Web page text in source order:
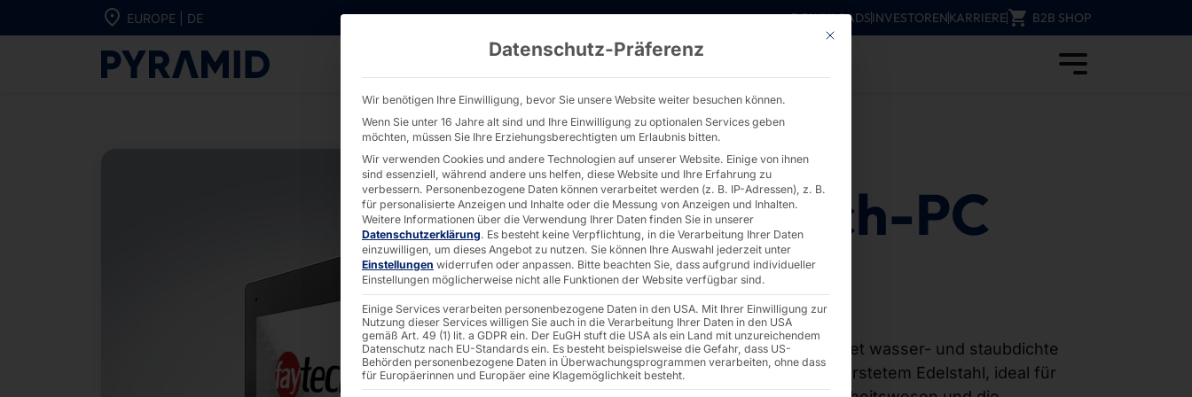
Direkt zum Inhalt wechseln
EUROPE | DE DOWNLOADSINVESTORENKARRIERE B2B SHOP
IP65 Touch-PC (X6211E) - PYRAMID
10.1", 15.6", 21.5"
IP65 Touch-PC
(X6211E)
Die faytech-Edelstahl-Serie bietet wasser- und staubdichte
Gehäuse (IP65/IP69K) aus gebürstetem Edelstahl, ideal für
Mit diesem Button wird der Dialog geschlossen. Seine Funktionalität
Datenschutz-Präferenz
Wir benötigen Ihre Einwilligung, bevor Sie unsere Website weiter besuchen können.
Wenn Sie unter 16 Jahre alt sind und Ihre Einwilligung zu optionalen Services geben
möchten, müssen Sie Ihre Erziehungsberechtigten um Erlaubnis bitten.
Wir verwenden Cookies und andere Technologien auf unserer Website. Einige von ihnen
sind essenziell, während andere uns helfen, diese Website und Ihre Erfahrung zu
verbessern. Personenbezogene Daten können verarbeitet werden (z. B. IP-Adressen), z. B.
für personalisierte Anzeigen und Inhalte oder die Messung von Anzeigen und Inhalten.
Weitere Informationen über die Verwendung Ihrer Daten finden Sie in unserer
Datenschutzerklärung. Es besteht keine Verpflichtung, in die Verarbeitung Ihrer Daten
einzuwilligen, um dieses Angebot zu nutzen. Sie können Ihre Auswahl jederzeit unter
Einstellungen widerrufen oder anpassen. Bitte beachten Sie, dass aufgrund individueller
Einstellungen möglicherweise nicht alle Funktionen der Website verfügbar sind.
Einige Services verarbeiten personenbezogene Daten in den USA. Mit Ihrer Einwilligung zur
Nutzung dieser Services willigen Sie auch in die Verarbeitung Ihrer Daten in den USA
gemäß Art. 49 (1) lit. a GDPR ein. Der EuGH stuft die USA als ein Land mit unzureichendem
Datenschutz nach EU-Standards ein. Es besteht beispielsweise die Gefahr, dass US-
Behörden personenbezogene Daten in Überwachungsprogrammen verarbeiten, ohne dass
für Europäerinnen und Europäer eine Klagemöglichkeit besteht.